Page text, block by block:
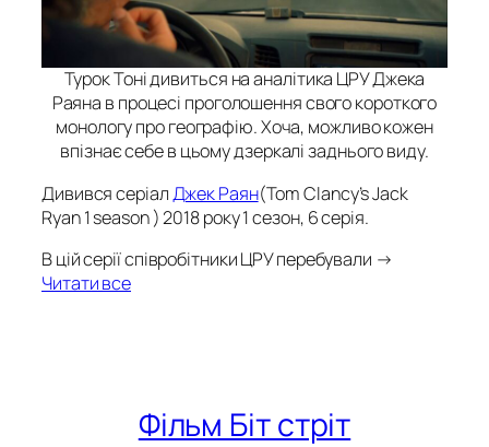
Турок Тоні дивиться на аналітика ЦРУ Джека
Раяна в процесі проголошення свого короткого
монологу про географію. Хоча, можливо кожен
впізнає себе в цьому дзеркалі заднього виду.
Дивився серіалДжек Раян(Tom Clancy’s Jack
Ryan 1 season) 2018 року 1 сезон, 6 серія.
В цій серії співробітники ЦРУ перебували →
Читати все
Фільм Біт стріт